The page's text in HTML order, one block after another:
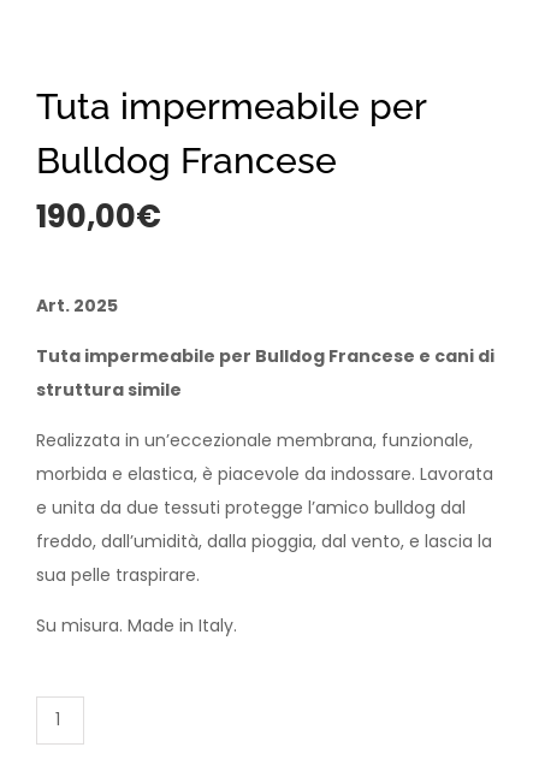
Tuta impermeabile per
Bulldog Francese
190,00€
Art. 2025
Tuta impermeabile per Bulldog Francese e cani di
struttura simile
Realizzata in un’eccezionale membrana, funzionale,
morbida e elastica, è piacevole da indossare. Lavorata
e unita da due tessuti protegge l’amico bulldog dal
freddo, dall’umidità, dalla pioggia, dal vento, e lascia la
sua pelle traspirare.
Su misura. Made in Italy.
Tuta
impermeabile